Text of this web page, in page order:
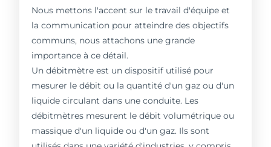
Nous mettons l'accent sur le travail d'équipe et
la communication pour atteindre des objectifs
communs, nous attachons une grande
importance à ce détail.
Un débitmètre est un dispositif utilisé pour
mesurer le débit ou la quantité d'un gaz ou d'un
liquide circulant dans une conduite. Les
débitmètres mesurent le débit volumétrique ou
massique d'un liquide ou d'un gaz. Ils sont